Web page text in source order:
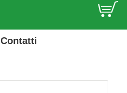
E
Contatti